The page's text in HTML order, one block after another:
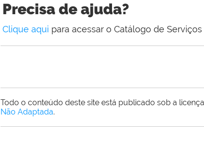
Precisa de ajuda?
Clique aqui para acessar o Catálogo de
Todo o conteúdo deste site está publicado sob a licença
Não Adaptada.